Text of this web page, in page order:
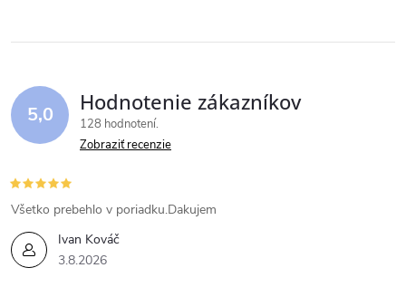
5,0 Hodnotenie zákazníkov
128 hodnotení
Zobraziť recenzie
Ivan Kováč
3.8.2026
Všetko prebehlo v poriadku.Dakujem